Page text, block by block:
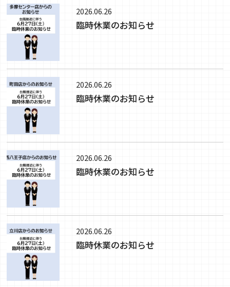
2026.06.26
臨時休業のお知らせ
2026.06.26
臨時休業のお知らせ
2026.06.26
臨時休業のお知らせ
2026.06.26
臨時休業のお知らせ